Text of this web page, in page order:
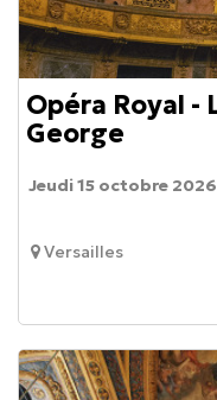
Opéra Royal -
George
Versailles
Jeudi 15 octobre 2026